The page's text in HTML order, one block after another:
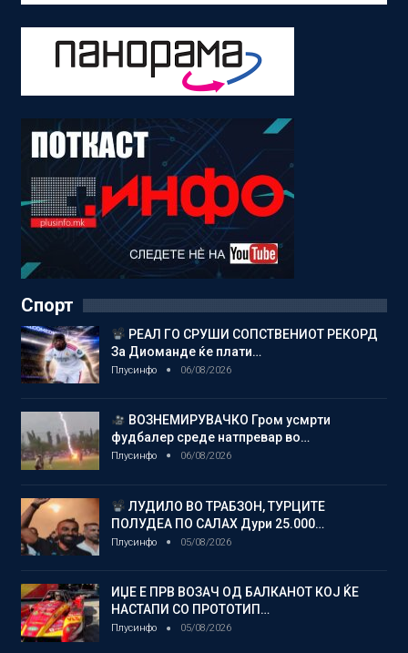
Спорт
РЕАЛ ГО СРУШИ СОПСТВЕНИОТ РЕКОРД
За Диоманде ќе плати…
Плусинфо 06/08/2026
ВОЗНЕМИРУВАЧКО Гром усмрти
фудбалер среде натпревар во…
Плусинфо 06/08/2026
ЛУДИЛО ВО ТРАБЗОН, ТУРЦИТЕ
ПОЛУДЕА ПО САЛАХ Дури 25.000…
Плусинфо 05/08/2026
ИЏЕ Е ПРВ ВОЗАЧ ОД БАЛКАНОТ КОЈ ЌЕ
НАСТАПИ СО ПРОТОТИП…
Плусинфо 05/08/2026